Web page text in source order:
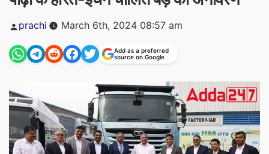
Posted
by
prachi March 6th, 2024 08:57 am
Add as a preferred
source on Google